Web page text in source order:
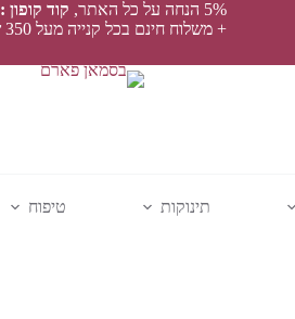
5% הנחה על כל האתר,
קוד קופון : cl5pe
+ משלוח חינם בכל קנייה מעל 350 ש״ח!
תינוקות טיפוח